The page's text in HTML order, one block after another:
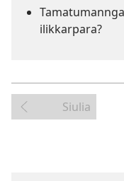
ilikkarpara?
Siulia